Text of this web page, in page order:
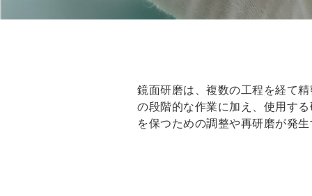
鏡面研磨は、複数の工程を経て
の段階的な作業に加え、使用す
を保つための調整や再研磨が発